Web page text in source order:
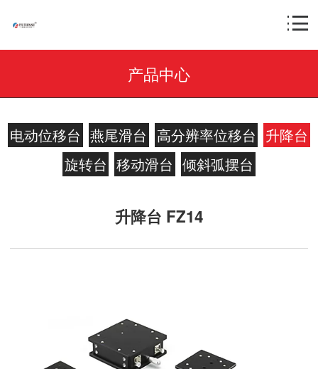
产品中心
电动位移台 燕尾滑台 高分辨率位移台 升降台
旋转台 移动滑台 倾斜弧摆台
升降台 FZ14